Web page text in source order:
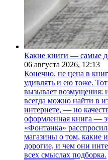
Какие книги — самые
06 августа 2026, 12:13
Конечно, не цена в
удивлять и ею тоже.
вызывает возмущения:
всегда можно найти в
интернете, — но
оформленная книга —
«Фонтанка»
магазины о том, какие
дорогие, и чем они
всех смыслах подборка.